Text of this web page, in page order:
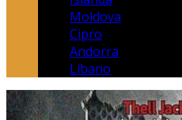
Moldova
Cipro
Andorra
Libano